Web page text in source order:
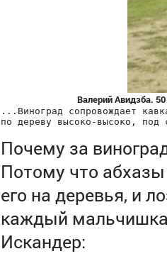
Валерий
...Виноград сопровождает
по дереву высоко-высоко,
Почему за
Потому что
его на деревья, и
каждый мальчишка
Искандер: